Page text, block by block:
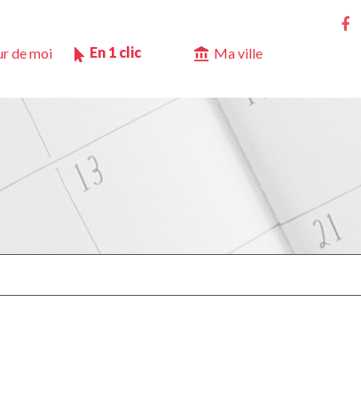
de moi En 1 clic Ma ville